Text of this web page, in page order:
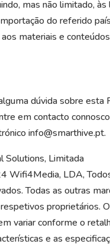
mas não limitado, às
do referido país
materiais e
dúvida sobre esta
em contacto
info@smarthive.pt.
Solutions, Limitada
Wifi4Media, LDA,
Todas as outras
proprietários.
variar conforme o
e as